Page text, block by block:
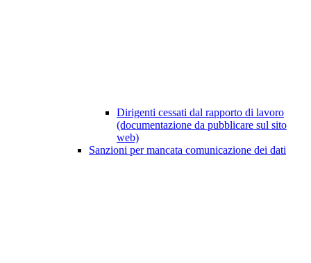
Dirigenti cessati dal rapporto di lavoro
(documentazione da pubblicare sul sito
web)
Sanzioni per mancata comunicazione dei dati